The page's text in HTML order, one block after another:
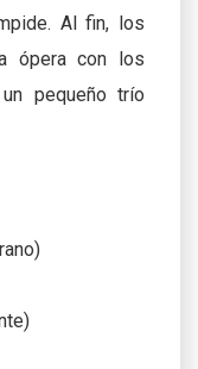
Al fin, los
ópera con los
pequeño trío